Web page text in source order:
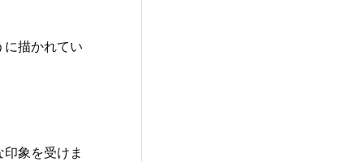
描かれてい
象を受けま